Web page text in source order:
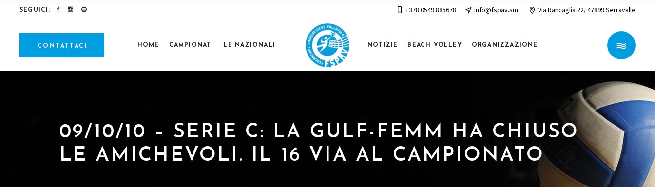
SEGUICI: +378 0549 885678 info@fspav.sm Via Rancaglia 22, 47899 Serravalle
CONTATTACI HOME CAMPIONATI LE NAZIONALI NOTIZIE BEACH VOLLEY ORGANIZZAZIONE
09/10/10 – SERIE C: LA GULF-FEMM HA CHIUSO
LE AMICHEVOLI. IL 16 VIA AL CAMPIONATO